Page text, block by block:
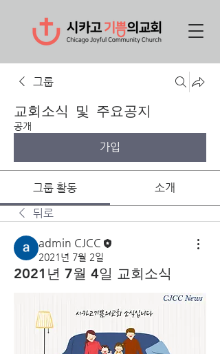
그룹
교회소식 및 주요공지
공개
가입
그룹 활동
소개
뒤로
admin CJCC
2021년 7월 2일
2021년 7월 4일 교회소식